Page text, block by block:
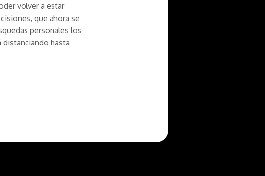
volver a estar
que ahora se
personales los
distanciando hasta